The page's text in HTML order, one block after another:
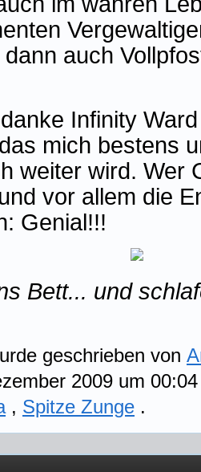
auch
Infinity
mich bestens
weiter wird. Wer
vor allem die
Genial!!!
Bett... und
geschrieben von
2009 um
, Spitze Zunge .